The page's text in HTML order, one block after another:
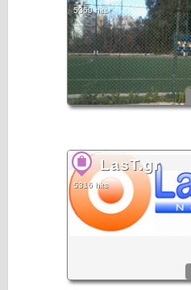
5350 hits
LasT.gr
5316 hits